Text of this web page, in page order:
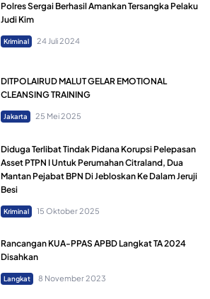
Polres Sergai Berhasil Amankan Tersangka Pelaku
Judi Kim
Kriminal 24 Juli 2024
DITPOLAIRUD MALUT GELAR EMOTIONAL
CLEANSING TRAINING
Jakarta 25 Mei 2025
Diduga Terlibat Tindak Pidana Korupsi Pelepasan
Asset PTPN I Untuk Perumahan Citraland, Dua
Mantan Pejabat BPN Di Jebloskan Ke Dalam Jeruji
Besi
Kriminal 15 Oktober 2025
Rancangan KUA-PPAS APBD Langkat TA 2024
Disahkan
Langkat 8 November 2023